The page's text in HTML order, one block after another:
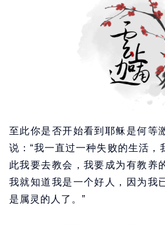
至此你是否开始看到耶稣是何等
说：“我一直过一种失败的生活，
此我要去教会，我要成为有教养
我就知道我是一个好人，因为我
是属灵的人了。”